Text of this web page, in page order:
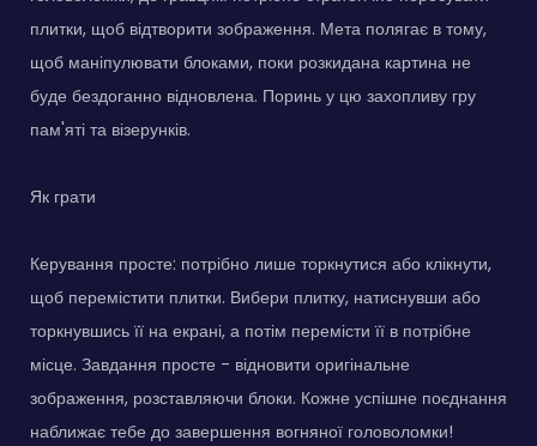
плитки, щоб відтворити зображення. Мета полягає в тому,
щоб маніпулювати блоками, поки розкидана картина не
буде бездоганно відновлена. Поринь у цю захопливу гру
пам'яті та візерунків.
Як грати
Керування просте: потрібно лише торкнутися або клікнути,
щоб перемістити плитки. Вибери плитку, натиснувши або
торкнувшись її на екрані, а потім перемісти її в потрібне
місце. Завдання просте - відновити оригінальне
зображення, розставляючи блоки. Кожне успішне поєднання
наближає тебе до завершення вогняної головоломки!